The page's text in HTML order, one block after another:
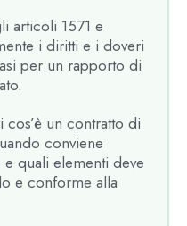
articoli 1571 e
i diritti e i doveri
per un rapporto di
un contratto di
conviene
quali elementi deve
e conforme alla